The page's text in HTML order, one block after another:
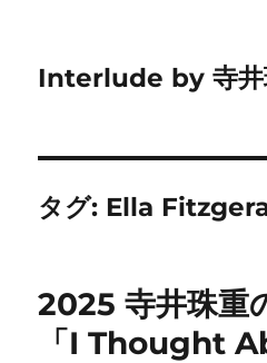
Interlude by 寺井
タグ: Ella
2025 寺井珠重
「I Thought